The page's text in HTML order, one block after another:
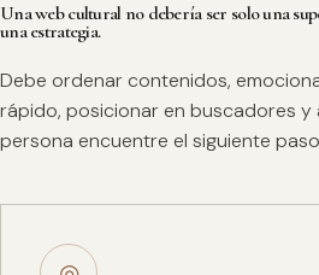
Una web cultural no debería ser solo una
una estrategia.
Debe ordenar contenidos,
rápido, posicionar en buscadores y
persona encuentre el siguiente